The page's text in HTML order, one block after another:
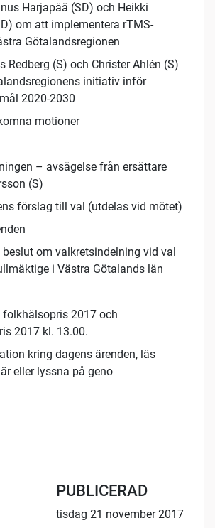
Harjapää (SD) och Heikki
om att implementera rTMS-
Götalandsregionen
Redberg (S) och Christer Ahlén (S)
initiativ inför
2020-2030
motioner
– avsägelse från ersättare
(S)
förslag till val (utdelas vid mötet)
om valkretsindelning vid val
i Västra Götalands län
folkhälsopris 2017 och
2017 kl. 13.00.
kring dagens ärenden, läs
eller lyssna på geno
PUBLICERAD
tisdag 21 november 2017